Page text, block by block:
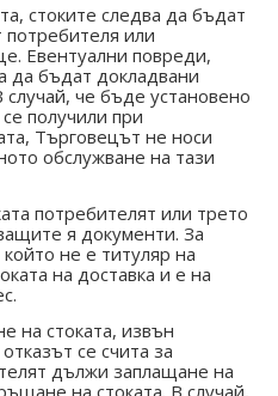
стоките следва да бъдат
или
Евентуални повреди,
да бъдат докладвани
че бъде установено
получили при
Търговецът не носи
обслужване на тази
потребителят или трето
я документи. За
не е титуляр на
на доставка и е на
на стоката, извън
се счита за
дължи заплащане на